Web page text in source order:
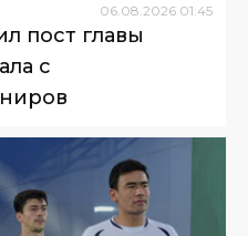
06 08 2026 01:45
пост главы
с